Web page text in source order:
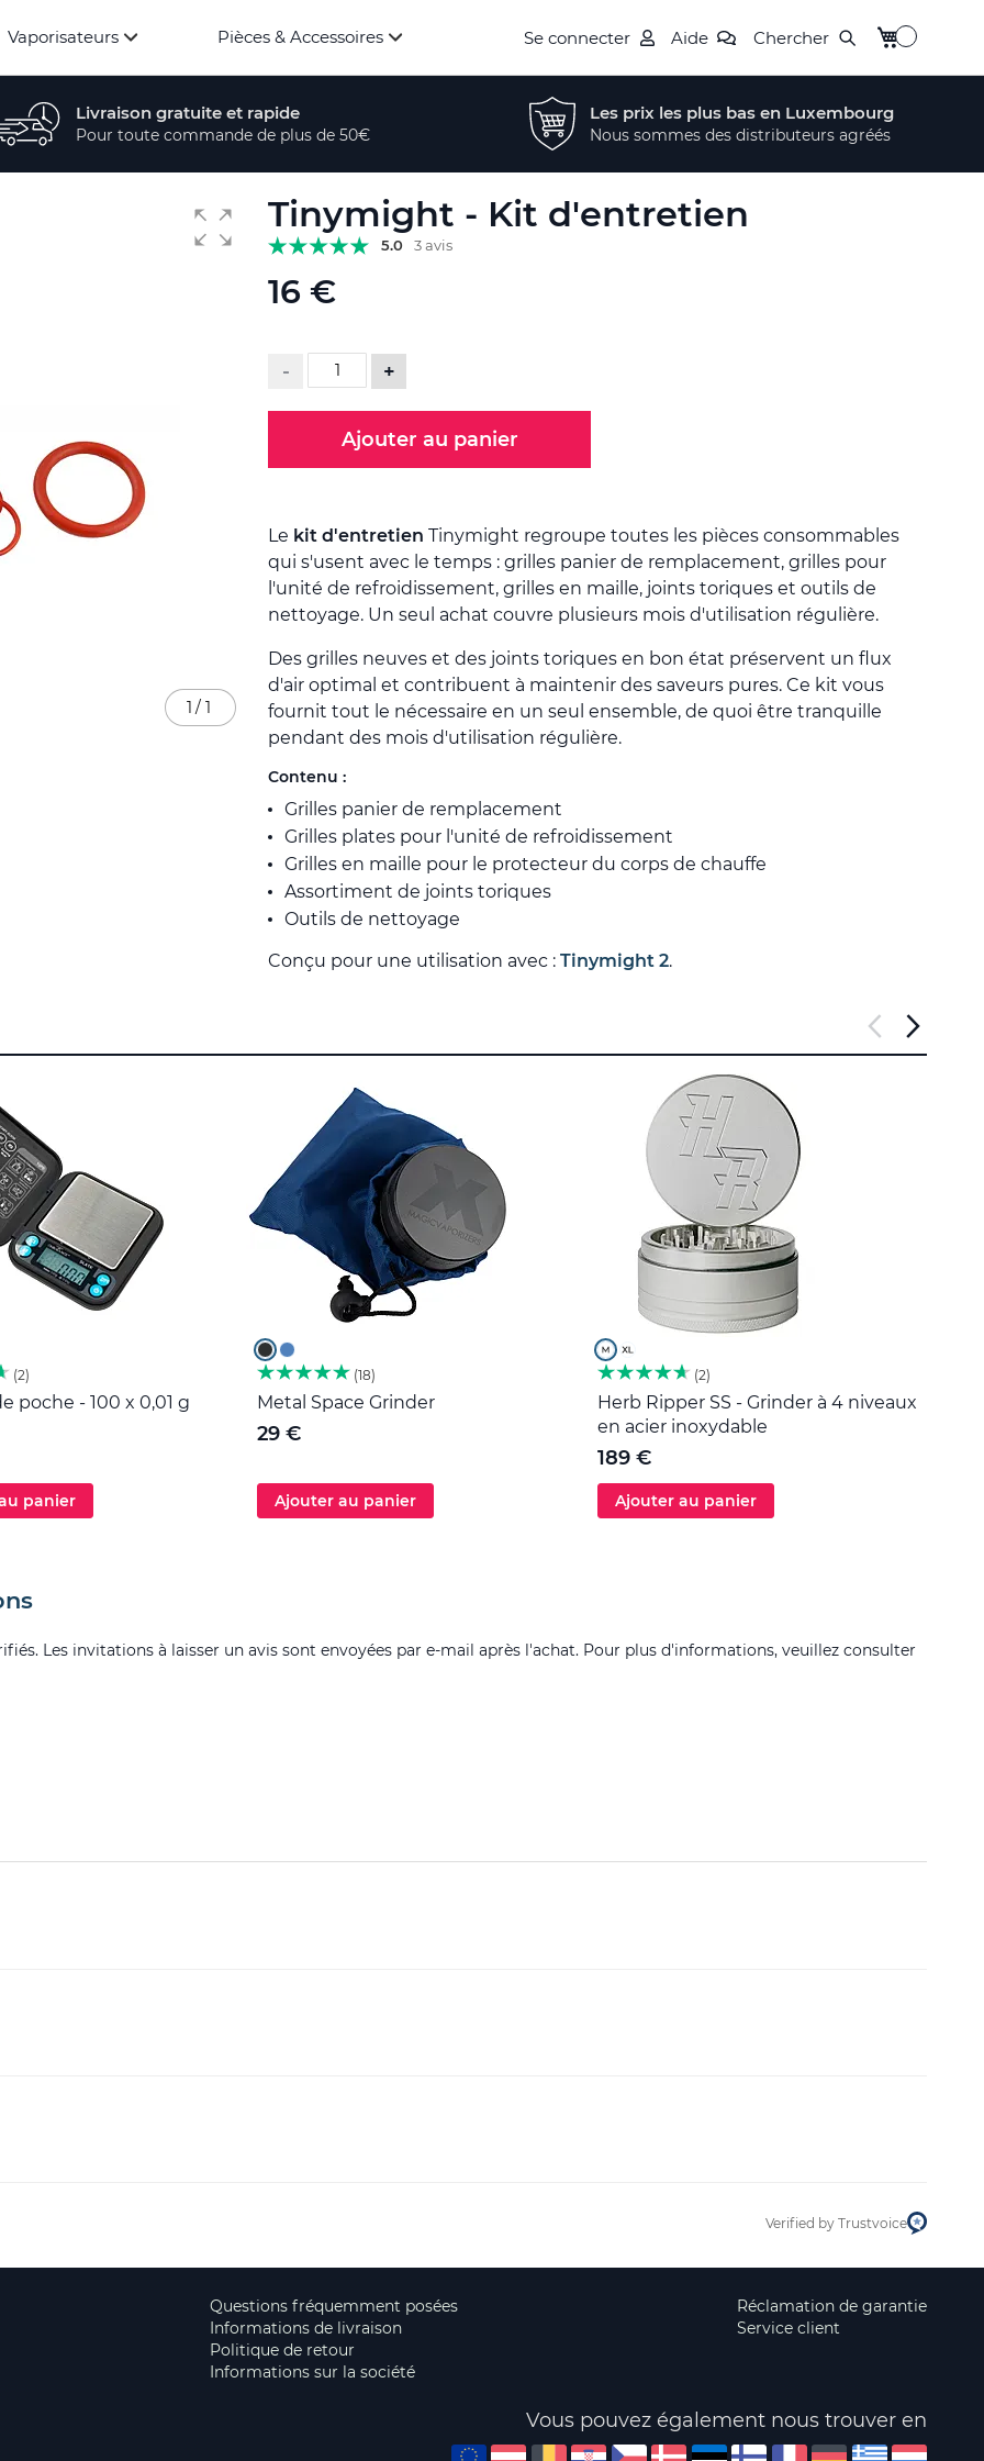
Vaporisateurs Pièces & Accessoires Se connecter Aide Chercher Mon panier
Livraison gratuite et rapide
Pour toute commande de plus de 50€
Les prix les plus bas en Luxembourg
Nous sommes des distributeurs agréés
Tinymight - Kit d'entretien
5.0 3 avis
16 €
- +
Ajouter au panier
Le kit d'entretien Tinymight regroupe toutes les pièces consommables
qui s'usent avec le temps : grilles panier de remplacement, grilles pour
l'unité de refroidissement, grilles en maille, joints toriques et outils de
nettoyage. Un seul achat couvre plusieurs mois d'utilisation régulière.
Des grilles neuves et des joints toriques en bon état préservent un flux
d'air optimal et contribuent à maintenir des saveurs pures. Ce kit vous
fournit tout le nécessaire en un seul ensemble, de quoi être tranquille
pendant des mois d'utilisation régulière.
Contenu :
Grilles panier de remplacement
Grilles plates pour l'unité de refroidissement
Grilles en maille pour le protecteur du corps de chauffe
Assortiment de joints toriques
Outils de nettoyage
Conçu pour une utilisation avec : Tinymight 2.
1 / 1
2
poche - 100 x 0,01 g
panier
18
Metal Space Grinder
29 €
Ajouter au panier
2
Herb Ripper SS - Grinder à 4 niveaux
en acier inoxydable
189 €
Ajouter au panier
Les invitations à laisser un avis sont envoyées par e-mail après l'achat. Pour plus d'informations, veuillez consulter
Verified by Trustvoice
Questions fréquemment posées
Informations de livraison
Politique de retour
Informations sur la société
Réclamation de garantie
Service client
Vous pouvez également nous trouver en